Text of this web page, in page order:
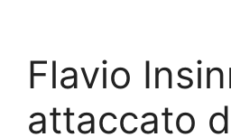
Flavio
attaccato